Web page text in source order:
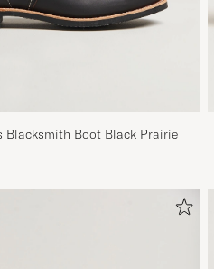
Blacksmith Boot Black Prairie